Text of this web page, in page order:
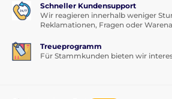
Schneller Kundensupport
Wir reagieren innerhalb weniger
Reklamationen, Fragen oder
Treueprogramm
Für Stammkunden bieten wir